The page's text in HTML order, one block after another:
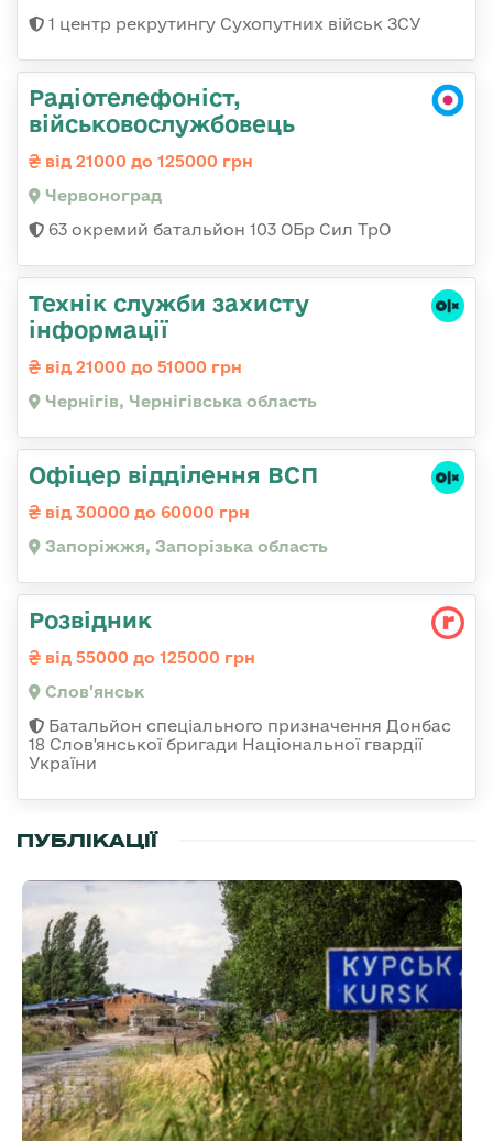
1 центр рекрутингу Сухопутних військ ЗСУ
Радіотелефоніст,
військовослужбовець
від 21000 до 125000 грн
Червоноград
63 окремий батальйон 103 ОБр Сил ТрО
Технік служби захисту
інформації
від 21000 до 51000 грн
Чернігів, Чернігівська область
Офіцер відділення ВСП
від 30000 до 60000 грн
Запоріжжя, Запорізька область
Розвідник
від 55000 до 125000 грн
Слов'янськ
Батальйон спеціального призначення Донбас
18 Слов'янської бригади Національної гвардії
України
ПУБЛІКАЦІЇ